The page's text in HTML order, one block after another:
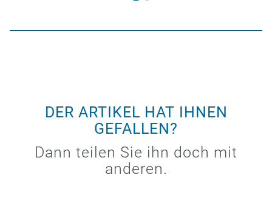
DER ARTIKEL HAT IHNEN
GEFALLEN?
Dann teilen Sie ihn doch mit
anderen.